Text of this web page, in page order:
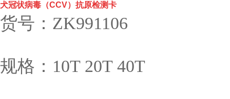
犬冠状病毒（CCV）抗原检测卡
货号：ZK991106
规格：10T 20T 40T